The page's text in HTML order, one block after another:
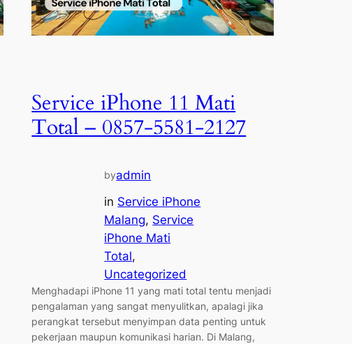
Service iPhone 11 Mati
Total – 0857-5581-2127
byadmin
in Service iPhone
Malang, Service
iPhone Mati
Total
Uncategorized
Menghadapi iPhone 11 yang mati total tentu menjadi
pengalaman yang sangat menyulitkan, apalagi jika
perangkat tersebut menyimpan data penting untuk
pekerjaan maupun komunikasi harian. Di Malang,